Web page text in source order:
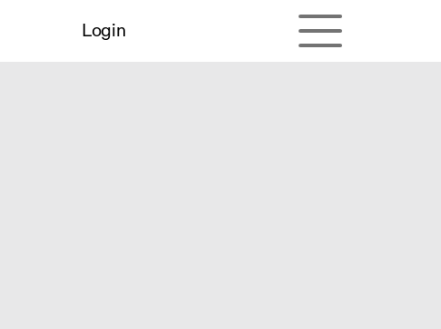
Login